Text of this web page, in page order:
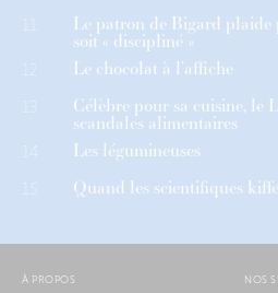
11 Le patron de Bigard plaide
soit « discipliné »
12 Le chocolat à l’affiche
13 Célèbre pour sa cuisine, le
scandales alimentaires
14 Les légumineuses
15 Quand les scientifiques
À PROPOS
NOS